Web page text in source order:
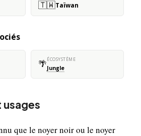
🇹🇼Taïwan
🌴ÉCOSYSTÈME
Jungle
que le noyer noir ou le noyer